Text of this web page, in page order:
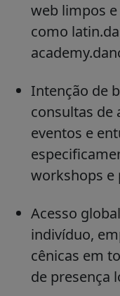
web limpos
como
Intenção de
consultas de
eventos e
workshops e
Acesso
indivíduo,
cênicas em
de presença